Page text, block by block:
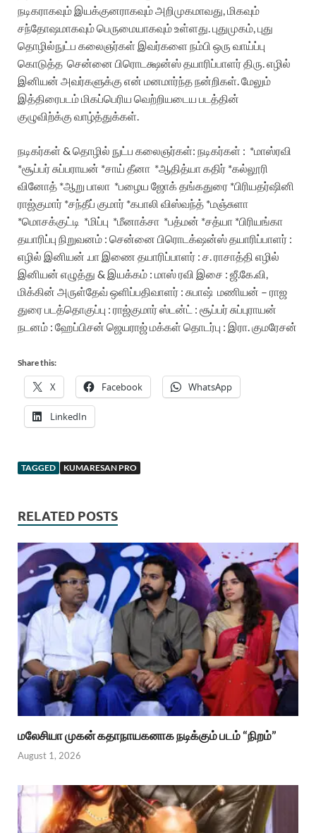
நடிகராகவும் இயக்குனராகவும் அறிமுகமாவது, மிகவும்
சந்தோஷமாகவும் பெருமையாகவும் உள்ளது. புதுமுகம், புது
தொழில்நுட்ப கலைஞர்கள் இவர்களை நம்பி ஒரு வாய்ப்பு
கொடுத்த சென்னை பிரொடக்ஷன்ஸ் தயாரிப்பாளர் திரு. எழில்
இனியன் அவர்களுக்கு என் மனமார்ந்த நன்றிகள். மேலும்
இத்திரைபடம் மிகப்பெரிய வெற்றியடைய படத்தின்
குழுவிற்க்கு வாழ்த்துக்கள்.
நடிகர்கள் & தொழில் நுட்ப கலைஞர்கள்: நடிகர்கள் : *மாஸ்ரவி
*சூப்பர் சுப்பராயன் *சாய் தீனா *ஆதித்யா கதிர் *கல்லூரி
வினோத் *ஆறு பாலா *பழைய ஜோக் தங்கதுரை *பிரியதர்ஷினி
ராஜ்குமார் *சந்தீப் குமார் *கபாலி விஸ்வந்த் *மஞ்சுளா
*மொசக்குட்டி *மிப்பு *மீனாக்சா *பத்மன் *சத்யா *பிரியங்கா
தயாரிப்பு நிறுவனம் : சென்னை பிரொடக்‌ஷன்ஸ்தயாரிப்பாளர் :
எழில் இனியன் .பா இணை தயாரிப்பாளர் : ச. ராசாத்தி எழில்
இனியன் எழுத்து & இயக்கம் : மாஸ் ரவி இசை : ஜீ.கே.வி,
மிக்கின் அருள்தேவ் ஒளிப்பதிவாளர் : சுபாஷ் மணியன் – ராஜ
துரைபடத்தொகுப்பு : ராஜ்குமார்ஸ்டன்ட் : சூப்பர் சுப்புராயன்
நடனம் : ஹேப்பிசன் ஜெயராஜ்மக்கள் தொடர்பு : இரா. குமரேசன்
Share this:
X Facebook WhatsApp
LinkedIn
TAGGED KUMARESAN PRO
RELATED POSTS
மலேசியா முகன் கதாநாயகனாக நடிக்கும் படம் “நிறம்”
August 1, 2026